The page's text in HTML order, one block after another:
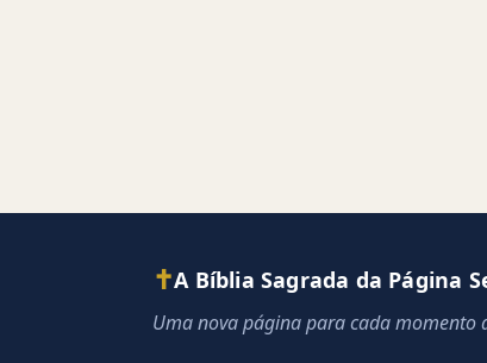
✝A Bíblia Sagrada da Página
Uma nova página para cada momento